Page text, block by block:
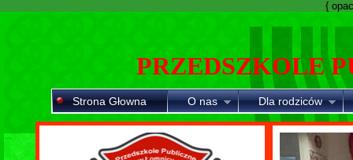
{
PRZEDSZKOLE
Strona Głowna O nas Dla rodziców